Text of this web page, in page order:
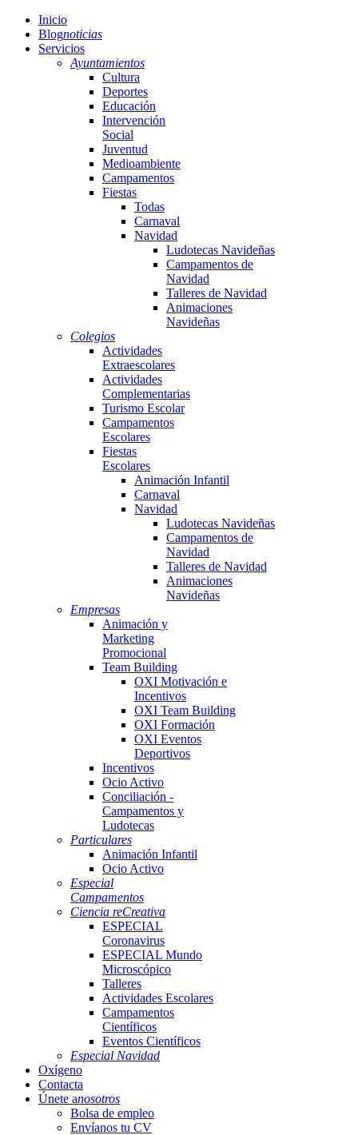
Inicio
Blognoticias
Servicios
Ayuntamientos
Cultura
Deportes
Educación
Intervención
Social
Juventud
Medioambiente
Campamentos
Fiestas
Todas
Carnaval
Navidad
Ludotecas Navideñas
Campamentos de
Navidad
Talleres de Navidad
Animaciones
Navideñas
Colegios
Actividades
Extraescolares
Actividades
Complementarias
Turismo Escolar
Campamentos
Escolares
Fiestas
Escolares
Animación Infantil
Carnaval
Navidad
Ludotecas Navideñas
Campamentos de
Navidad
Talleres de Navidad
Animaciones
Navideñas
Empresas
Animación y
Marketing
Promocional
Team Building
OXI Motivación e
Incentivos
OXI Team Building
OXI Formación
OXI Eventos
Deportivos
Incentivos
Ocio Activo
Conciliación -
Campamentos y
Ludotecas
Particulares
Animación Infantil
Ocio Activo
Especial
Campamentos
Ciencia reCreativa
ESPECIAL
Coronavirus
ESPECIAL Mundo
Microscópico
Talleres
Actividades Escolares
Campamentos
Científicos
Eventos Científicos
Especial Navidad
Oxígeno
Contacta
Únete anosotros
Bolsa de empleo
Envíanos tu CV